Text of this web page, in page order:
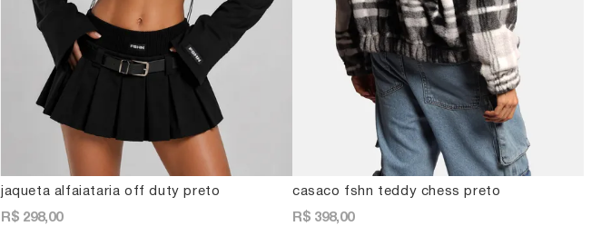
jaqueta alfaiataria off duty preto
R$ 298,00
casaco fshn teddy chess preto
R$ 398,00